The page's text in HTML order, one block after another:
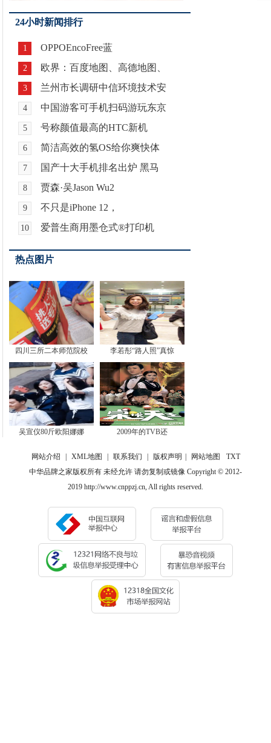
24小时新闻排行
1 OPPOEncoFree蓝
2 欧界：百度地图、高德地图、
3 兰州市长调研中信环境技术安
4 中国游客可手机扫码游玩东京
5 号称颜值最高的HTC新机
6 简洁高效的氢OS给你爽快体
7 国产十大手机排名出炉 黑马
8 贾森·吴Jason Wu2
9 不只是iPhone 12，
10 爱普生商用墨仓式®️打印机
热点图片
四川三所二本师范院校 李若彤“路人照”真惊
吴宣仪80斤欧阳娜娜 2009年的TVB还
网站介绍 XML地图 联系我们 版权声明 网站地图
TXT
中华品牌之家版权所有 未经允许 请勿复制或镜像 Copyright © 2012-
2019 http://www.cnppzj.cn, All rights reserved.